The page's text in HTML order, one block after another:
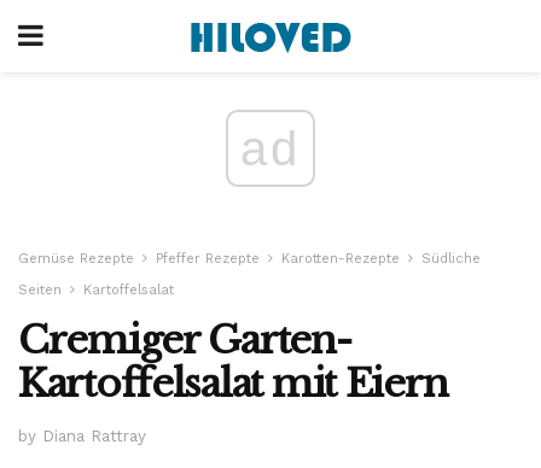
ad
Gemüse Rezepte Pfeffer Rezepte Karotten-Rezepte
Südliche
Seiten
Kartoffelsalat
Cremiger Garten-
Kartoffelsalat mit Eiern
by Diana Rattray